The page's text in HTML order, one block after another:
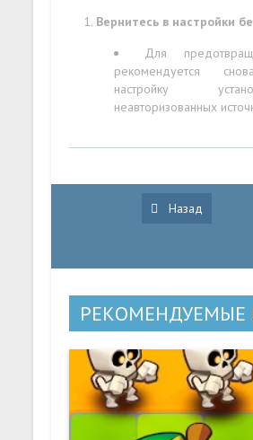
Вернитесь в настройки
Для
рекомендуется
настройку
неавторизованных
Назад
РЕКОМЕНДУЕМЫЕ